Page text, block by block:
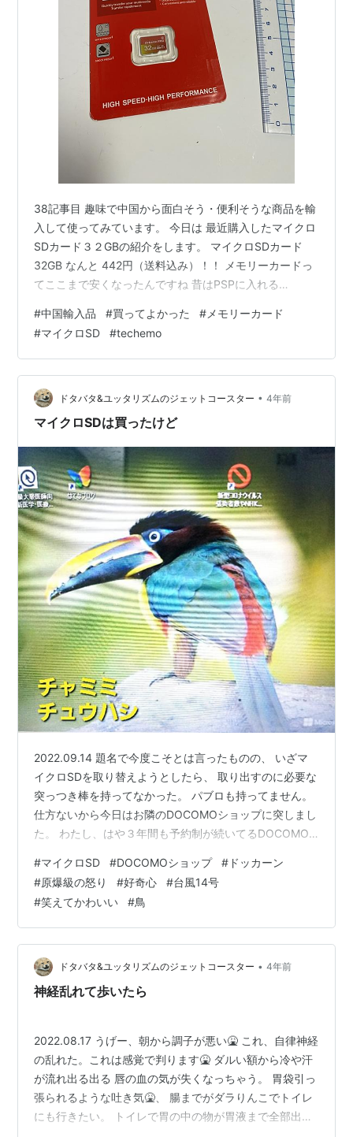
38記事目 趣味で中国から面白そう・便利そうな商品を輸
入して使ってみています。 今日は 最近購入したマイクロ
SDカード３２GBの紹介をします。 マイクロSDカード
32GB なんと 442円（送料込み）！！ メモリーカードっ
てここまで安くなったんですね 昔はPSPに入れる
せん面白さはないですが単純に安さに驚いたので紹介し
ました ただ安すぎるので普通にPCにつなぐのは怖くて
前述の監視カメラに挿し込んでます
techemo.hatenablog.com ネットにつながってなければ
まあ安心ですよね この値段で手に入るといろいろなとこ
ろに雑に挿…
#中国輸入品 #買ってよかった # メモリーカード
#マイクロSD #techemo
ドタバタ&ユッタリズムのジェットコースター • 4年前
マイクロSDは買ったけど
2022.09.14 題名で今度こそとは言ったものの、 いざマ
イクロSDを取り替えようとしたら、 取り出すのに必要な
突っつき棒を持ってなかった。 パブロも持ってません。
仕方ないから今日はお隣のDOCOMOショップに突しまし
た。 わたし、はや３年間も予約制が続いてるDOCOMO
急性のあるものばかり(^_^;) 元々近かったショップの方か
らお隣に引っ越して来てくれたんです。 しかもしょっち
ゅうレンタル充電器を使う身に ありがたいことに20台入
る大型の充電器充電装置付きで。 店員のお姉さんにマイ
クロSDを入れ換えてもらいました。 マイクロSDを…
#マイクロSD #DOCOMOショップ # ドッカーン
#原爆級の怒り #好奇心 #台風14号
#笑えてかわいい #鳥
ドタバタ&ユッタリズムのジェットコースター • 4年前
神経乱れて歩いたら
2022.08.17 うげー、朝から調子が悪い🤮 これ、自律神経
の乱れた。これは感覚で判ります🤮 ダルい額から冷や汗
が流れ出る出る 唇の血の気が失くなっちゃう。 胃袋引っ
張られるような吐き気🤮、 腸までがダラりんこでトイレ
にも行きたい。 トイレで胃の中の物が胃液まで全部出て